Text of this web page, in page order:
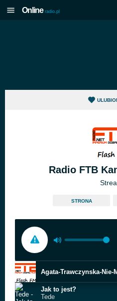
Online radio.pl
Radio FTB
STRONA
Agata-Trawczynska-Nie-
Jak to jest?
Tede